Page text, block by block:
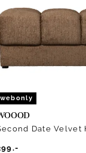
webonly
Date Velvet